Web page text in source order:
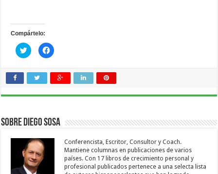
Compártelo:
Haz
clic
en
Twitter
(Se
en
Haz
clic
en
Facebook
(Se
en
Sobre Diego Sosa
Conferencista, Escritor, Consultor y Coach.
Mantiene columnas en publicaciones de varios
países. Con 17 libros de crecimiento personal y
profesional publicados pertenece a una selecta lista